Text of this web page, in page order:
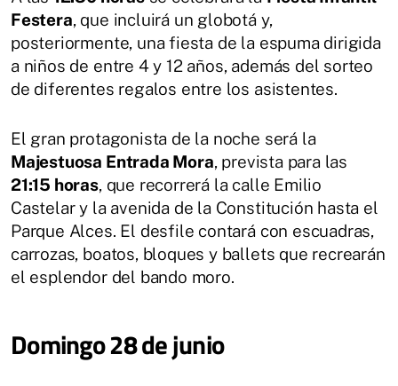
Festera, que incluirá un globotá y,
posteriormente, una fiesta de la espuma dirigida
a niños de entre 4 y 12 años, además del sorteo
de diferentes regalos entre los asistentes.
El gran protagonista de la noche será la
Majestuosa Entrada Mora, prevista para las
21:15 horas, que recorrerá la calle Emilio
Castelar y la avenida de la Constitución hasta el
Parque Alces. El desfile contará con escuadras,
carrozas, boatos, bloques y ballets que recrearán
el esplendor del bando moro.
Domingo 28 de junio